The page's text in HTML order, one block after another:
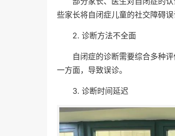
些家长将自闭症儿童的社交障碍误
2. 诊断方法不全面
自闭症的诊断需要综合多种
一方面，导致误诊。
3. 诊断时间延迟